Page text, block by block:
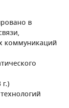
в
коммуникаций